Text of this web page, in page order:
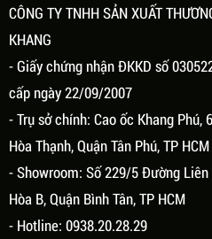
hiện lại phong cảnh thiên
biểu
không
CÔNG TY TNHH SẢN XUẤT
KHANG
- Giấy chứng nhận ĐKKD số
cấp ngày 22/09/2007
- Trụ sở chính: Cao ốc Khang Phú,
Hòa Thạnh, Quận Tân Phú, TP HCM
- Showroom: Số 229/5 Đường
Hòa B, Quận Bình Tân, TP HCM
- Hotline: 0938.20.28.29